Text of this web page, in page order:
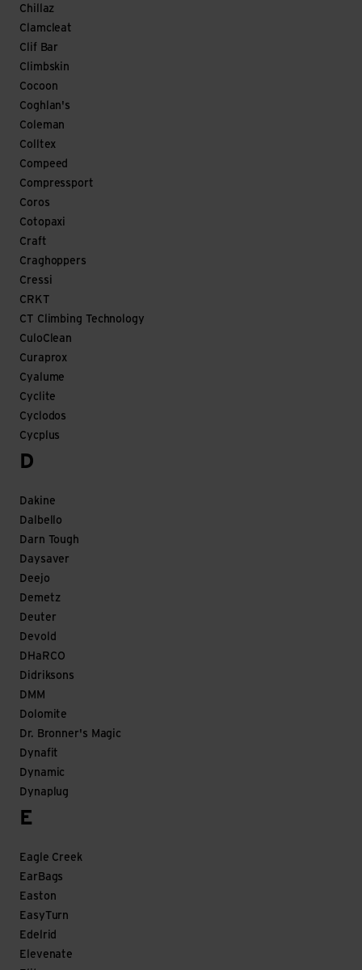
Chillaz
Clamcleat
Clif Bar
Climbskin
Cocoon
Coghlan's
Coleman
Colltex
Compeed
Compressport
Coros
Cotopaxi
Craft
Craghoppers
Cressi
CRKT
CT Climbing Technology
CuloClean
Curaprox
Cyalume
Cyclite
Cyclodos
Cycplus
D
Dakine
Dalbello
Darn Tough
Daysaver
Deejo
Demetz
Deuter
Devold
DHaRCO
Didriksons
DMM
Dolomite
Dr. Bronner's Magic
Dynafit
Dynamic
Dynaplug
E
Eagle Creek
EarBags
Easton
EasyTurn
Edelrid
Elevenate